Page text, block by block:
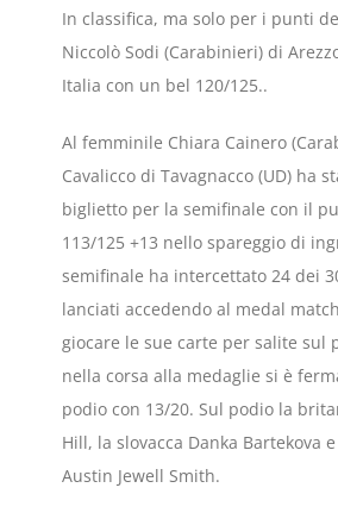
In classifica, ma solo per i punti
Niccolò Sodi (Carabinieri) di
Italia con un bel 120/125..
Al femminile Chiara Cainero
Cavalicco di Tavagnacco (UD) ha
biglietto per la semifinale con il
113/125 +13 nello spareggio di
semifinale ha intercettato 24 dei
lanciati accedendo al medal
giocare le sue carte per salite sul
nella corsa alla medaglie si è
podio con 13/20. Sul podio la
Hill, la slovacca Danka Bartekova
Austin Jewell Smith.